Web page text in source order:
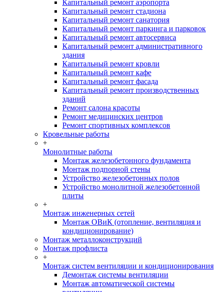
Капитальный ремонт аэропорта
Капитальный ремонт стадиона
Капитальный ремонт санатория
Капитальный ремонт паркинга и парковок
Капитальный ремонт автосервиса
Капитальный ремонт административного
здания
Капитальный ремонт кровли
Капитальный ремонт кафе
Капитальный ремонт фасада
Капитальный ремонт производственных
зданий
Ремонт салона красоты
Ремонт медицинских центров
Ремонт спортивных комплексов
Кровельные работы
+
Монолитные работы
Монтаж железобетонного фундамента
Монтаж подпорной стены
Устройство железобетонных полов
Устройство монолитной железобетонной
плиты
+
Монтаж инженерных сетей
Монтаж ОВиК (отопление, вентиляция и
кондиционирование)
Монтаж металлоконструкций
Монтаж профлиста
+
Монтаж систем вентиляции и кондиционирования
Демонтаж системы вентиляции
Монтаж автоматической системы